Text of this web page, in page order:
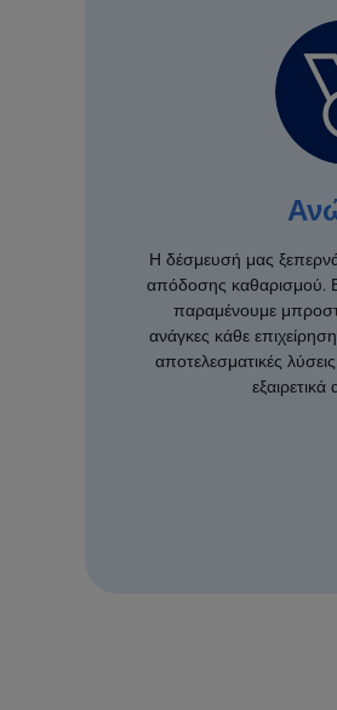
Η δέσμευσή μας
απόδοσης καθαρισμού.
παραμένουμε
ανάγκες κάθε
αποτελεσματικές